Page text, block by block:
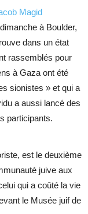
Magid
à Boulder,
dans un état
rassemblés pour
à Gaza ont été
sionistes » et qui a
a aussi lancé des
participants.
est le deuxième
juive aux
qui a coûté la vie
le Musée juif de